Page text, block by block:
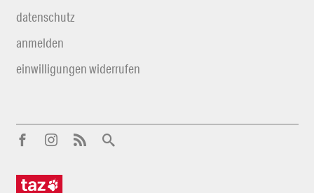
datenschutz
anmelden
einwilligungen widerrufen